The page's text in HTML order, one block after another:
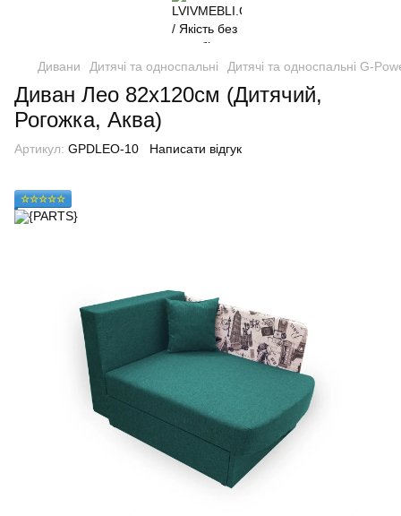
Дивани Дитячі та односпальні Дитячі та односпальні G-
Диван Лео 82х120см (Дитячий,
Рогожка, Аква)
Артикул: GPDLEO-10 Написати відгук
☆☆☆☆☆